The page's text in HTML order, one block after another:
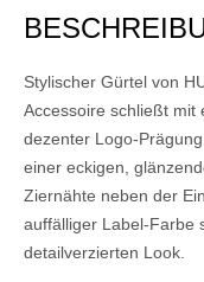
Stylischer Gürtel von
Accessoire schließt mit
dezenter Logo-
einer eckigen,
Ziernähte neben der
auffälliger Label-Farbe
detailverzierten Look.